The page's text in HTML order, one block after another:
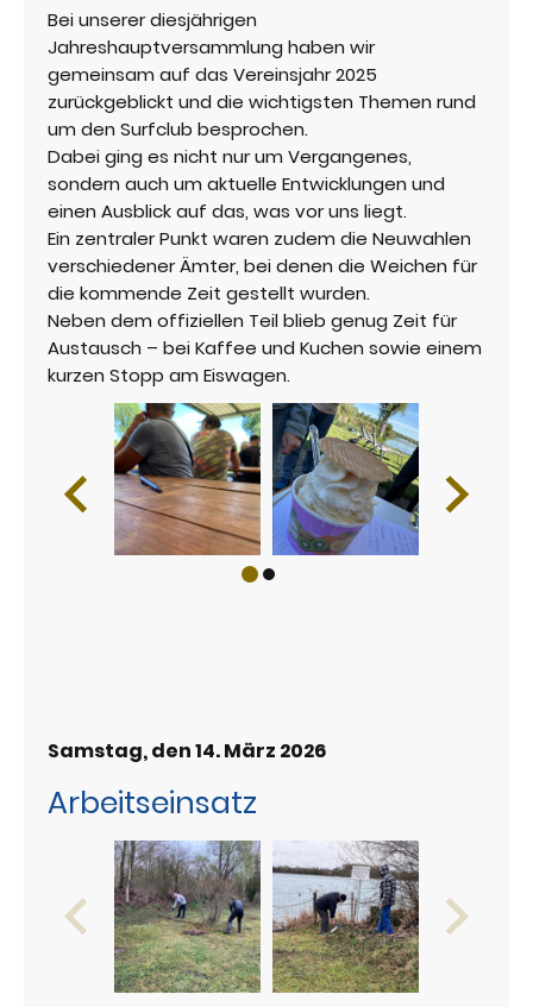
Bei unserer diesjährigen
Jahreshauptversammlung haben wir
gemeinsam auf das Vereinsjahr 2025
zurückgeblickt und die wichtigsten Themen rund
um den Surfclub besprochen.
Dabei ging es nicht nur um Vergangenes,
sondern auch um aktuelle Entwicklungen und
einen Ausblick auf das, was vor uns liegt.
Ein zentraler Punkt waren zudem die Neuwahlen
verschiedener Ämter, bei denen die Weichen für
die kommende Zeit gestellt wurden.
Neben dem offiziellen Teil blieb genug Zeit für
Austausch – bei Kaffee und Kuchen sowie einem
kurzen Stopp am Eiswagen.
Samstag, den 14. März 2026
Arbeitseinsatz